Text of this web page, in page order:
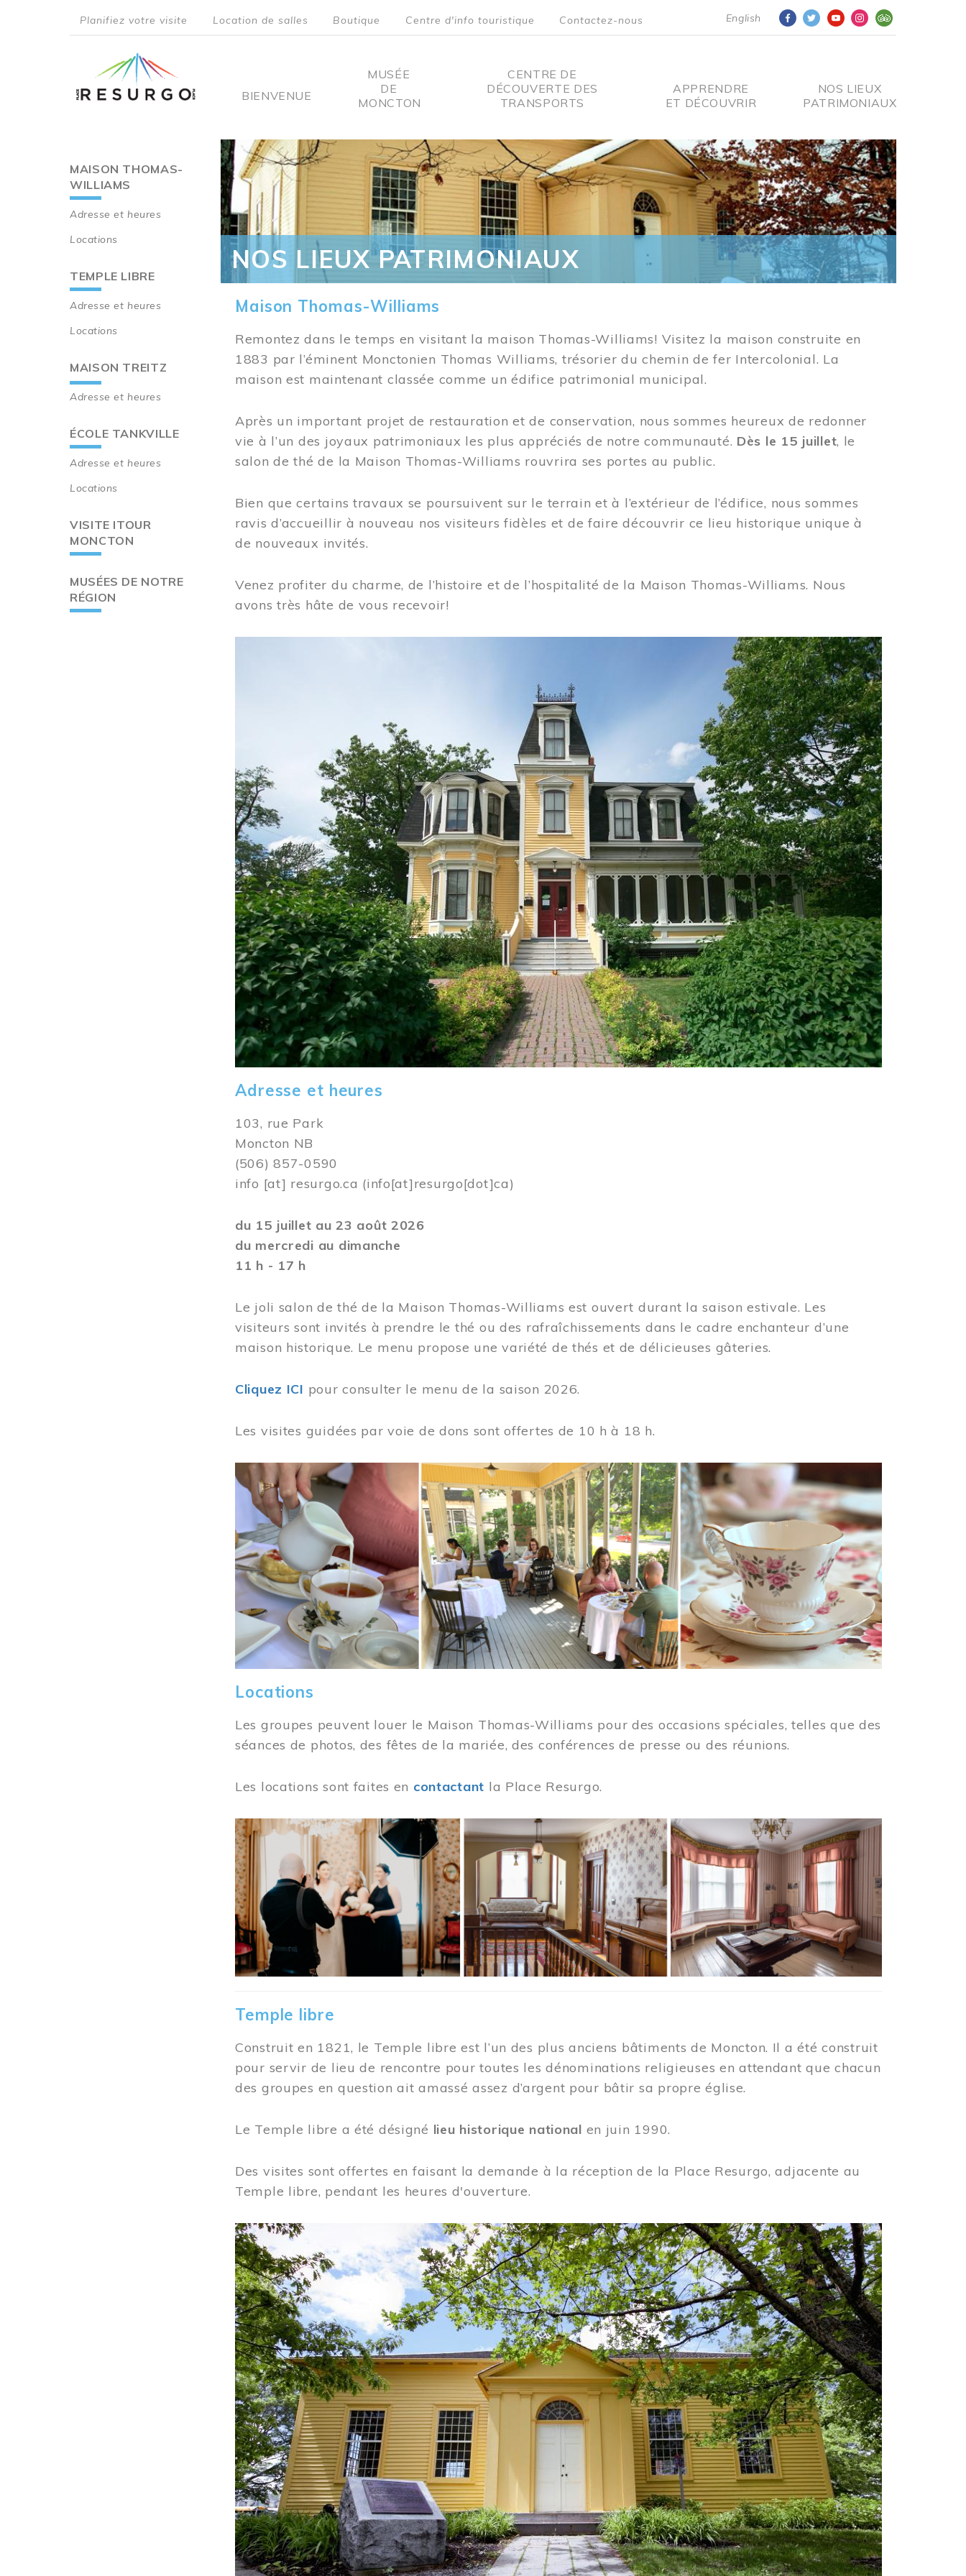
English
menu
Planifiez votre visite Location de salles Boutique Centre d'info touristique Contactez-nous
Main
BIENVENUE
MUSÉE
DE
MONCTON
CENTRE DE
DÉCOUVERTE DES
TRANSPORTS
APPRENDRE
ET DÉCOUVRIR
NOS LIEUX
PATRIMONIAUX
Main
navigation
MAISON THOMAS-
WILLIAMS
Adresse et heures
Locations
TEMPLE LIBRE
Adresse et heures
Locations
MAISON TREITZ
Adresse et heures
ÉCOLE TANKVILLE
Adresse et heures
Locations
VISITE ITOUR
MONCTON
MUSÉES DE NOTRE
RÉGION
NOS LIEUX PATRIMONIAUX
Maison Thomas-Williams
Remontez dans le temps en visitant la maison Thomas-Williams! Visitez la maison construite en
1883 par l’éminent Monctonien Thomas Williams, trésorier du chemin de fer Intercolonial. La
maison est maintenant classée comme un édifice patrimonial municipal.
Après un important projet de restauration et de conservation, nous sommes heureux de redonner
vie à l’un des joyaux patrimoniaux les plus appréciés de notre communauté. Dès le 15 juillet, le
salon de thé de la Maison Thomas-Williams rouvrira ses portes au public.
Bien que certains travaux se poursuivent sur le terrain et à l’extérieur de l’édifice, nous sommes
ravis d’accueillir à nouveau nos visiteurs fidèles et de faire découvrir ce lieu historique unique à
de nouveaux invités.
Venez profiter du charme, de l’histoire et de l’hospitalité de la Maison Thomas-Williams. Nous
avons très hâte de vous recevoir!
Adresse et heures
103, rue Park
Moncton NB
(506) 857-0590
info [at] resurgo.ca (info[at]resurgo[dot]ca)
du 15 juillet au 23 août 2026
du mercredi au dimanche
11 h - 17 h
Le joli salon de thé de la Maison Thomas-Williams est ouvert durant la saison estivale. Les
visiteurs sont invités à prendre le thé ou des rafraîchissements dans le cadre enchanteur d’une
maison historique. Le menu propose une variété de thés et de délicieuses gâteries.
Cliquez ICI pour consulter le menu de la saison 2026.
Les visites guidées par voie de dons sont offertes de 10 h à 18 h.
Image
Locations
Les groupes peuvent louer le Maison Thomas-Williams pour des occasions spéciales, telles que des
séances de photos, des fêtes de la mariée, des conférences de presse ou des réunions.
Les locations sont faites en contactant la Place Resurgo.
Image
Temple libre
Construit en 1821, le Temple libre est l’un des plus anciens bâtiments de Moncton. Il a été construit
pour servir de lieu de rencontre pour toutes les dénominations religieuses en attendant que chacun
des groupes en question ait amassé assez d’argent pour bâtir sa propre église.
Le Temple libre a été désigné lieu historique national en juin 1990.
Des visites sont offertes en faisant la demande à la réception de la Place Resurgo, adjacente au
Temple libre, pendant les heures d'ouverture.
Image